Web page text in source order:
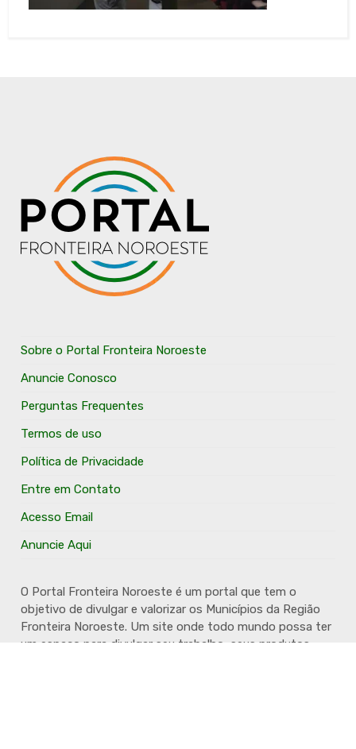
Sobre o Portal Fronteira Noroeste
Anuncie Conosco
Perguntas Frequentes
Termos de uso
Política de Privacidade
Entre em Contato
Acesso Email
Anuncie Aqui
O Portal Fronteira Noroeste é um portal que tem o
objetivo de divulgar e valorizar os Municípios da Região
Fronteira Noroeste. Um site onde todo mundo possa ter
um espaço para divulgar seu trabalho, seus produtos,